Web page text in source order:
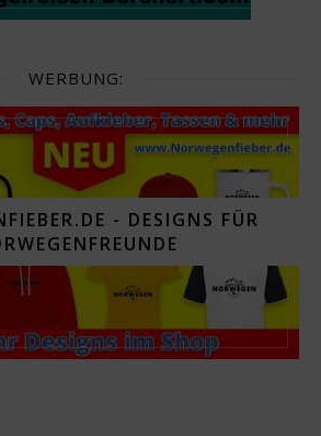
WERBUNG:
- DESIGNS FÜR